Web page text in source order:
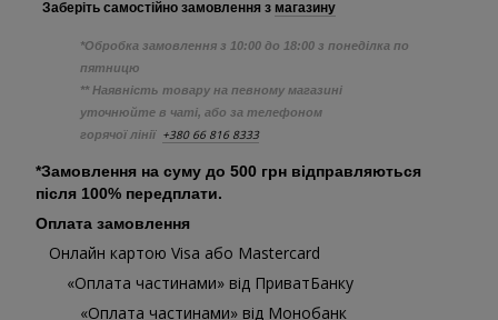
Заберіть самостійно замовлення з магазину
*Обробка замовлення з 10:00 до 18:00 з понеділка по
пятницю
** Наявність товару на певному магазині
уточнюйте в чаті, або за телефоном
горячої лінії +380 66 816 8333
*Замовлення на суму до 500 грн відправляються
після 100% передплати.
Оплата замовлення
Онлайн картою Visa або Mastercard
«Оплата частинами» від ПриватБанку
«Оплата частинами» від Монобанк